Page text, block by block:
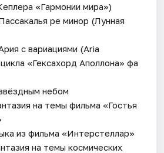
«Гармонии мира»)
ре минор (Лунная
с вариациями (Aria
«Гексахорд Аполлона» фа
небом
на темы фильма «Гостья
из фильма «Интерстеллар»
на темы космических